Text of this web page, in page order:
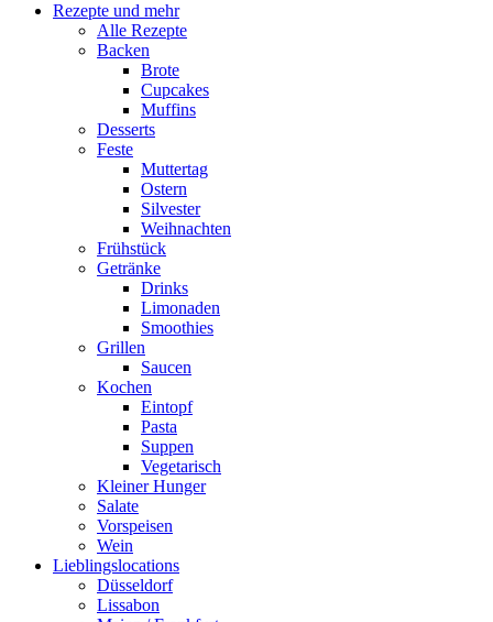
Rezepte und mehr
Alle Rezepte
Backen
Brote
Cupcakes
Muffins
Desserts
Feste
Muttertag
Ostern
Silvester
Weihnachten
Frühstück
Getränke
Drinks
Limonaden
Smoothies
Grillen
Saucen
Kochen
Eintopf
Pasta
Suppen
Vegetarisch
Kleiner Hunger
Salate
Vorspeisen
Wein
Lieblingslocations
Düsseldorf
Lissabon